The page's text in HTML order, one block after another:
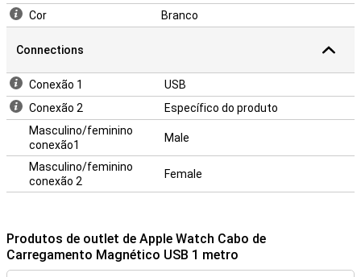
Cor
Branco
Connections
Conexão 1
USB
Conexão 2
Específico do produto
Masculino/feminino
conexão1
Male
Masculino/feminino
conexão 2
Female
Produtos de outlet de Apple Watch Cabo de
Carregamento Magnético USB 1 metro